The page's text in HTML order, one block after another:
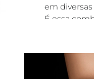
em
É essa
integridade